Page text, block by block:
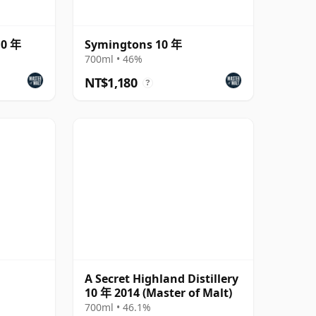
年 Symingtons 10 年
700ml • 46%
NT$1,180 ?
A Secret Highland Distillery
10 年 2014 (Master of Malt)
700ml • 46.1%